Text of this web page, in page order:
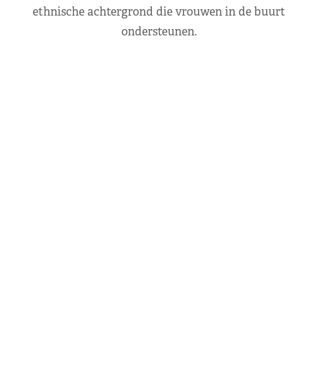
ethnische achtergrond die vrouwen in de buurt
ondersteunen.